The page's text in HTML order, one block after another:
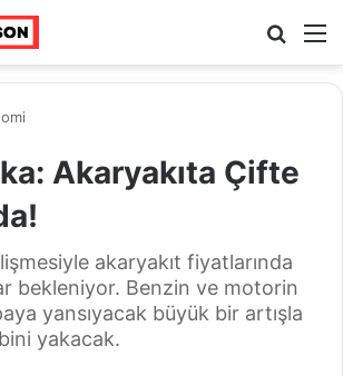
Ara
Akaryakıta Çifte
akaryakıt fiyatlarında
bekleniyor. Benzin ve motorin
yansıyacak büyük bir artışla
yakacak.